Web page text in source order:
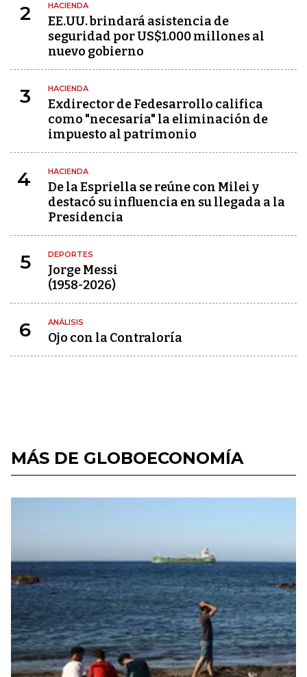
2 HACIENDA
EE.UU. brindará asistencia de
seguridad por US$1.000 millones al
nuevo gobierno
3 HACIENDA
Exdirector de Fedesarrollo califica
como "necesaria" la eliminación de
impuesto al patrimonio
4 HACIENDA
De la Espriella se reúne con Milei y
destacó su influencia en su llegada a la
Presidencia
5 DEPORTES
Jorge Messi
(1958-2026)
6 ANÁLISIS
Ojo con la Contraloría
MÁS DE GLOBOECONOMÍA